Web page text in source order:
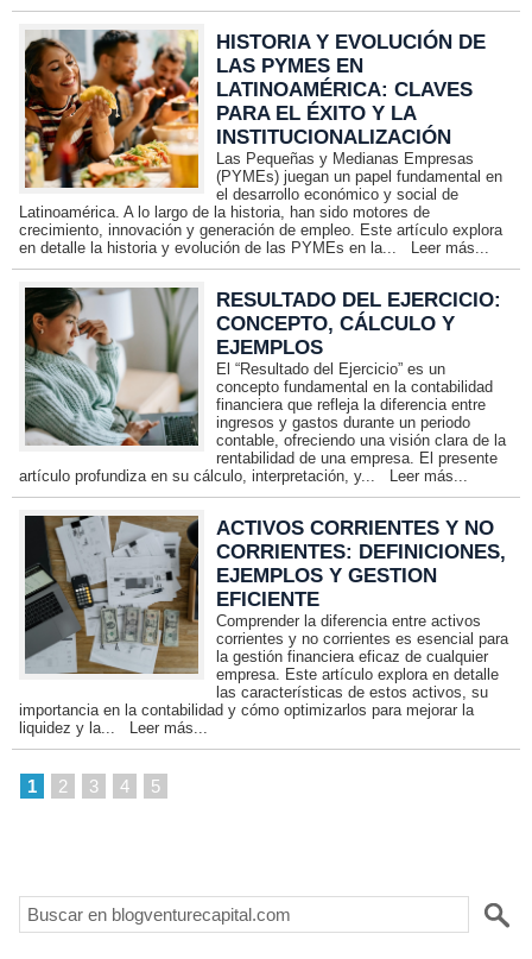
HISTORIA Y EVOLUCIÓN DE
LAS PYMES EN
LATINOAMÉRICA: CLAVES
PARA EL ÉXITO Y LA
INSTITUCIONALIZACIÓN
Las Pequeñas y Medianas Empresas
(PYMEs) juegan un papel fundamental en
el desarrollo económico y social de
Latinoamérica. A lo largo de la historia, han sido motores de
crecimiento, innovación y generación de empleo. Este artículo explora
en detalle la historia y evolución de las PYMEs en la...
Leer más...
RESULTADO DEL EJERCICIO:
CONCEPTO, CÁLCULO Y
EJEMPLOS
El “Resultado del Ejercicio” es un
concepto fundamental en la contabilidad
financiera que refleja la diferencia entre
ingresos y gastos durante un periodo
contable, ofreciendo una visión clara de la
rentabilidad de una empresa. El presente
artículo profundiza en su cálculo, interpretación, y...
Leer más...
ACTIVOS CORRIENTES Y NO
CORRIENTES: DEFINICIONES,
EJEMPLOS Y GESTION
EFICIENTE
Comprender la diferencia entre activos
corrientes y no corrientes es esencial para
la gestión financiera eficaz de cualquier
empresa. Este artículo explora en detalle
las características de estos activos, su
importancia en la contabilidad y cómo optimizarlos para mejorar la
liquidez y la...
Leer más...
1 2 3 4 5